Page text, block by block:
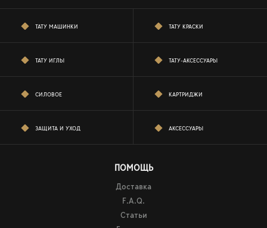
ТАТУ МАШИНКИ ТАТУ КРАСКИ
ТАТУ ИГЛЫ ТАТУ-АКСЕССУАРЫ
СИЛОВОЕ КАРТРИДЖИ
ЗАЩИТА И УХОД АКСЕССУАРЫ
ПОМОЩЬ
Доставка
F.A.Q.
Статьи